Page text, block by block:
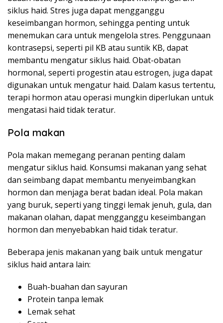
siklus haid. Stres juga dapat mengganggu
keseimbangan hormon, sehingga penting untuk
menemukan cara untuk mengelola stres. Penggunaan
kontrasepsi, seperti pil KB atau suntik KB, dapat
membantu mengatur siklus haid. Obat-obatan
hormonal, seperti progestin atau estrogen, juga dapat
digunakan untuk mengatur haid. Dalam kasus tertentu,
terapi hormon atau operasi mungkin diperlukan untuk
mengatasi haid tidak teratur.
Pola makan
Pola makan memegang peranan penting dalam
mengatur siklus haid. Konsumsi makanan yang sehat
dan seimbang dapat membantu menyeimbangkan
hormon dan menjaga berat badan ideal. Pola makan
yang buruk, seperti yang tinggi lemak jenuh, gula, dan
makanan olahan, dapat mengganggu keseimbangan
hormon dan menyebabkan haid tidak teratur.
Beberapa jenis makanan yang baik untuk mengatur
siklus haid antara lain:
Buah-buahan dan sayuran
Protein tanpa lemak
Lemak sehat